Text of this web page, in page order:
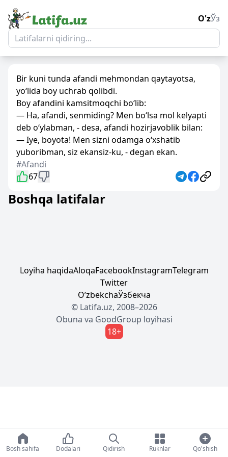
O'zЎз
Bir kuni tunda afandi mehmondan qaytayotsa,
yo‘lida boy uchrab qolibdi.
Boy afandini kamsitmoqchi bo‘lib:
— Ha, afandi, senmiding? Men bo‘lsa mol kelyapti
deb o‘ylabman, - desa, afandi hozirjavoblik bilan:
— Iye, boyota! Men sizni odamga o‘xshatib
yuboribman, siz ekansiz-ku, - degan ekan.
#Afandi
67
Boshqa latifalar
Loyiha haqidaAloqaFacebookInstagramTelegram
Twitter
OʼzbekchaЎзбекча
© Latifa.uz, 2008–2026
Obuna va GoodGroup loyihasi
18+
Bosh sahifa Dodalari Qidirish Ruknlar Qo'shish